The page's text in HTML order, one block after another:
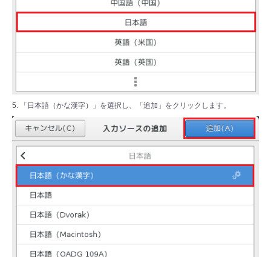
5. 「日本語（かな漢字）」を選択し、「追加」をクリックします。